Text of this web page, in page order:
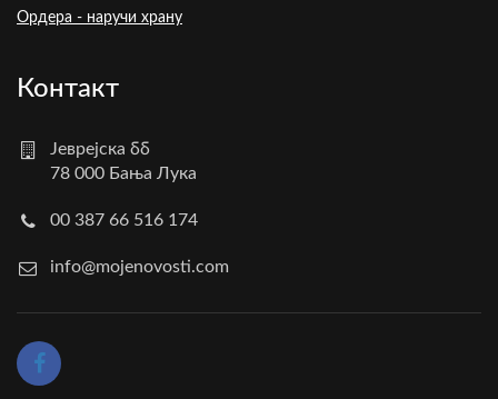
Ордера - наручи храну
Контакт
Јеврејска бб
78 000 Бања Лука
00 387 66 516 174
info@mojenovosti.com